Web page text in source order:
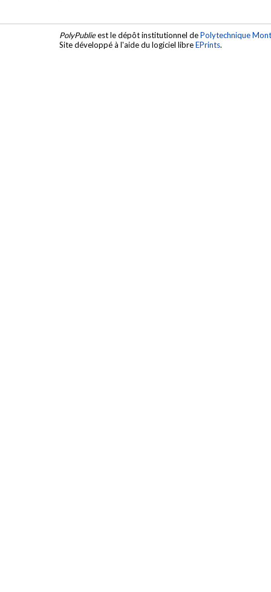
PolyPublieest le dépôt institutionnel dePolytechnique
Site développé à l'aide du logiciel libreEPrints.